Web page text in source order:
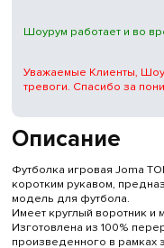
Описание
Футболка игровая Joma
коротким рукавом,
модель для футбола.
Имеет круглый воротник и
Изготовлена из 100%
произведенного в рамках
Шоурум работает и во
Уважаемые Клиенты,
тревоги. Спасибо за